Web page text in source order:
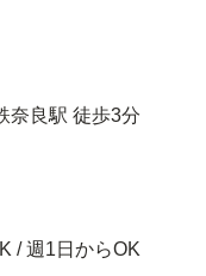
奈良駅 徒歩3分
/ 週1日からOK